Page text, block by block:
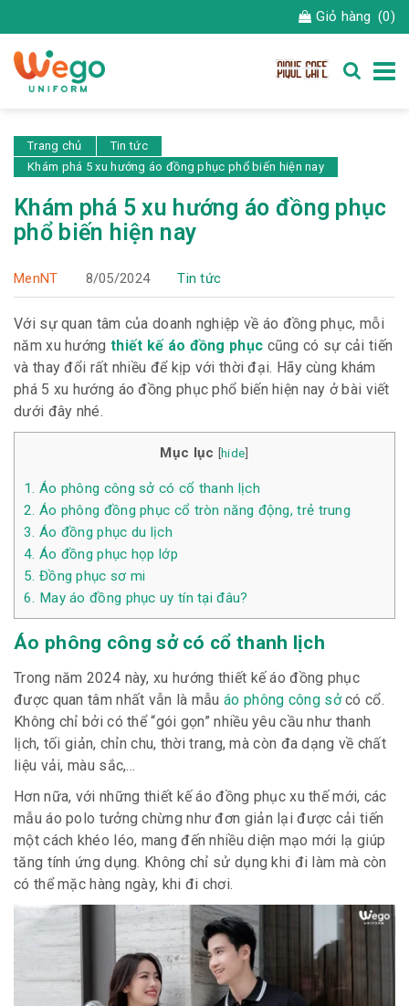
Giỏ hàng (0)
Trang chủ
Tin tức
Khám phá 5 xu hướng áo đồng phục phổ biến hiện nay
Khám phá 5 xu hướng áo đồng phục
phổ biến hiện nay
MenNT 8/05/2024 Tin tức
Với sự quan tâm của doanh nghiệp về áo đồng phục, mỗi
năm xu hướng thiết kế áo đồng phục cũng có sự cải tiến
và thay đổi rất nhiều để kịp với thời đại. Hãy cùng khám
phá 5 xu hướng áo đồng phục phổ biến hiện nay ở bài viết
dưới đây nhé.
Mục lục [hide]
1. Áo phông công sở có cổ thanh lịch
2. Áo phông đồng phục cổ tròn năng động, trẻ trung
3. Áo đồng phục du lịch
4. Áo đồng phục họp lớp
5. Đồng phục sơ mi
6. May áo đồng phục uy tín tại đâu?
Áo phông công sở có cổ thanh lịch
Trong năm 2024 này, xu hướng thiết kế áo đồng phục
được quan tâm nhất vẫn là mẫuáo phông công sởcó cổ.
Không chỉ bởi có thể “gói gọn” nhiều yêu cầu như thanh
lịch, tối giản, chỉn chu, thời trang, mà còn đa dạng về chất
liệu vải, màu sắc,…
Hơn nữa, với những thiết kế áo đồng phục xu thế mới, các
mẫu áo polo tưởng chừng như đơn giản lại được cải tiến
một cách khéo léo, mang đến nhiều diện mạo mới lạ giúp
tăng tính ứng dụng. Không chỉ sử dụng khi đi làm mà còn
có thể mặc hàng ngày, khi đi chơi.